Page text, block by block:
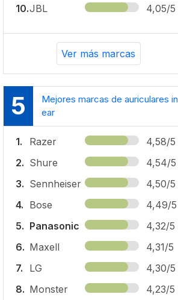
10.JBL 4,05/5
Ver más marcas
5
Mejores marcas de auriculares in
ear
1. Razer
4,58/5
2. Shure
4,54/5
3. Sennheiser
4,50/5
4. Bose
4,49/5
5. Panasonic
4,32/5
6. Maxell
4,31/5
7.
LG
4,30/5
8. Monster 4,23/5